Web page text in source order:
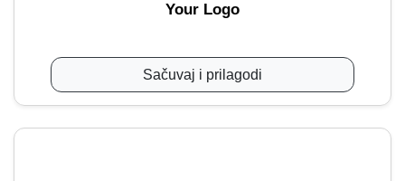
Your Logo
Sačuvaj i prilagodi